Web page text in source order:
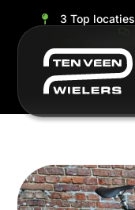
3 Top locaties